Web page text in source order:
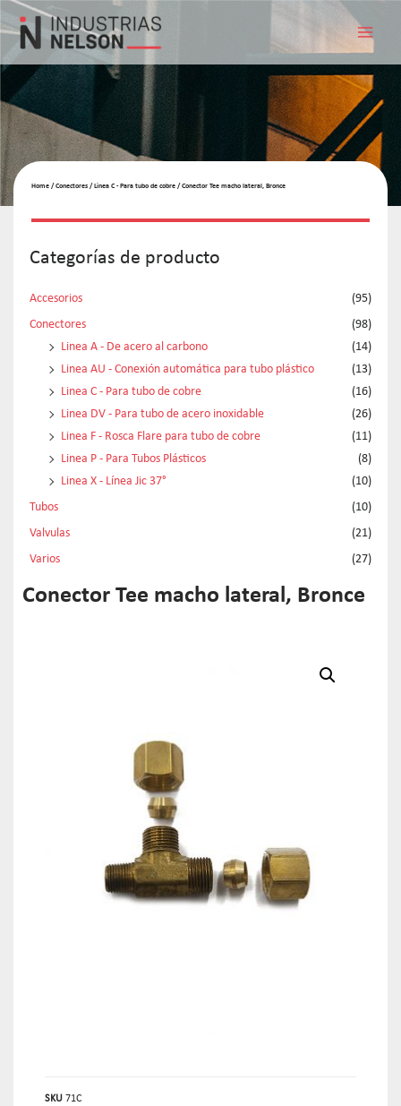
Home /Conectores /Linea C - Para tubo de cobre / Conector Tee macho lateral, Bronce
Categorías de producto
Accesorios
(95)
Conectores
(98)
Linea A - De acero al carbono
(14)
Linea AU - Conexión automática para tubo plástico
(13)
Linea C - Para tubo de cobre
(16)
Linea DV - Para tubo de acero inoxidable
(26)
Linea F - Rosca Flare para tubo de cobre
(11)
Linea P - Para Tubos Plásticos
(8)
Linea X - Línea Jic 37°
(10)
Tubos
(10)
Valvulas
(21)
Varios
(27)
Conector Tee macho lateral, Bronce
SKU 71C